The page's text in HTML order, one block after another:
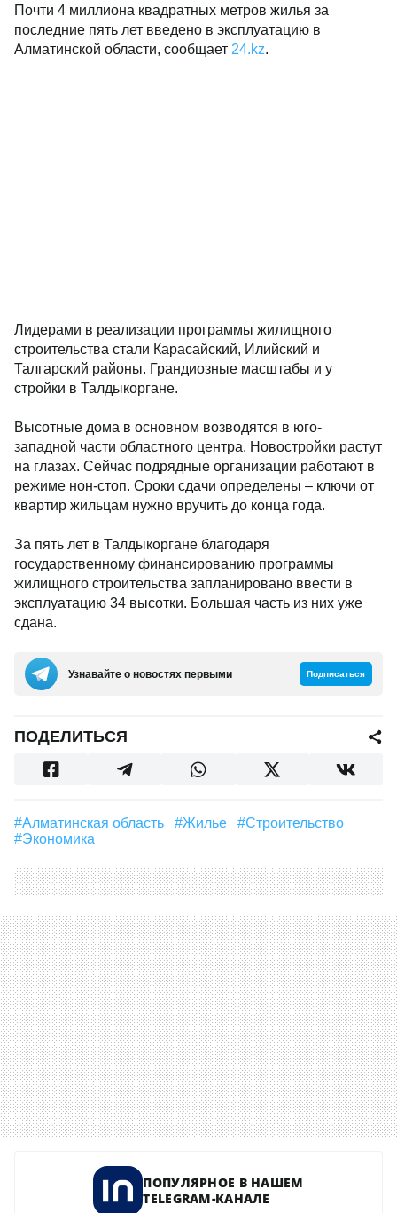
Почти 4 миллиона квадратных метров жилья за
последние пять лет введено в эксплуатацию в
Алматинской области, сообщает 24.kz.
Лидерами в реализации программы жилищного
строительства стали Карасайский, Илийский и
Талгарский районы. Грандиозные масштабы и у
стройки в Талдыкоргане.
Высотные дома в основном возводятся в юго-
западной части областного центра. Новостройки растут
на глазах. Сейчас подрядные организации работают в
режиме нон-стоп. Сроки сдачи определены – ключи от
квартир жильцам нужно вручить до конца года.
За пять лет в Талдыкоргане благодаря
государственному финансированию программы
жилищного строительства запланировано ввести в
эксплуатацию 34 высотки. Большая часть из них уже
сдана.
Узнавайте о новостях первыми Подписаться
ПОДЕЛИТЬСЯ
#Алматинская область #Жилье
#строительство
#Экономика